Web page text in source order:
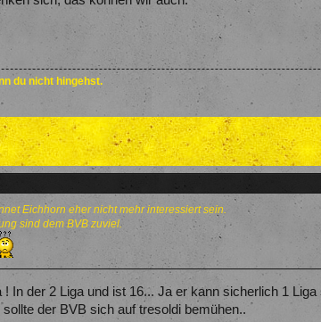
du nicht hingehst.
Eichhorn eher nicht mehr interessiert sein.
sind dem BVB zuviel.
In der 2 Liga und ist 16... Ja er kann sicherlich 1
der BVB sich auf tresoldi bemühen..